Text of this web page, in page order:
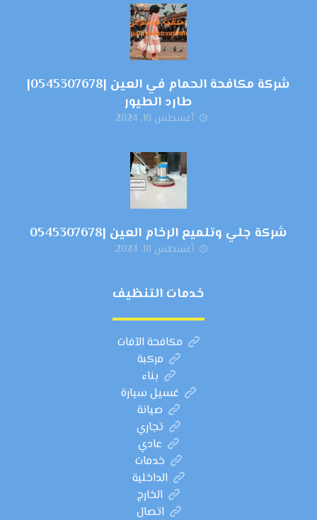
شركة مكافحة الحمام في العين |0545307678|
طارد الطيور
أغسطس 10, 2024
شركة جلي وتلميع الرخام العين |0545307678
أغسطس 10, 2024
خدمات التنظيف
مكافحة الآفات
مركبة
بناء
غسيل سيارة
صيانة
تجاري
عادي
خدمات
الداخلية
الخارج
اتصال